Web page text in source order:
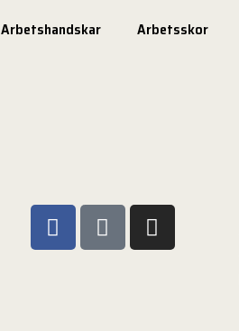
Arbetshandskar Arbetsskor